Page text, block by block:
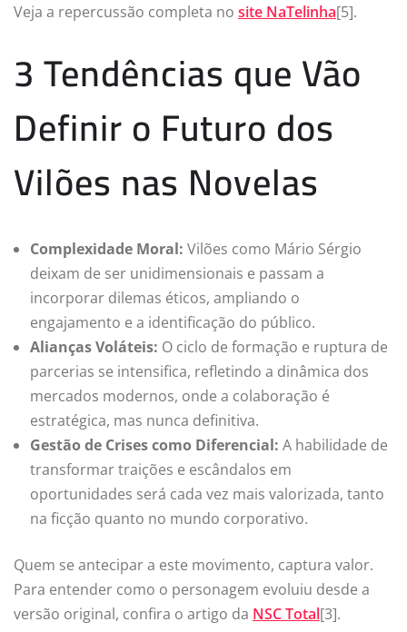
Veja a repercussão completa no site NaTelinha[5].
3 Tendências que Vão
Definir o Futuro dos
Vilões nas Novelas
Complexidade Moral: Vilões como Mário Sérgio
deixam de ser unidimensionais e passam a
incorporar dilemas éticos, ampliando o
engajamento e a identificação do público.
Alianças Voláteis: O ciclo de formação e ruptura de
parcerias se intensifica, refletindo a dinâmica dos
mercados modernos, onde a colaboração é
estratégica, mas nunca definitiva.
Gestão de Crises como Diferencial: A habilidade de
transformar traições e escândalos em
oportunidades será cada vez mais valorizada, tanto
na ficção quanto no mundo corporativo.
Quem se antecipar a este movimento, captura valor.
Para entender como o personagem evoluiu desde a
versão original, confira o artigo da NSC Total[3].